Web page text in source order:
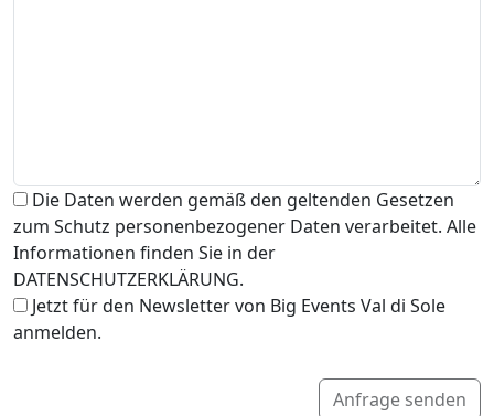
Die Daten werden gemäß den geltenden Gesetzen
zum Schutz personenbezogener Daten verarbeitet. Alle
Informationen finden Sie in der
DATENSCHUTZERKLÄRUNG.
Jetzt für den Newsletter von Big Events Val di Sole
anmelden.
Anfrage senden